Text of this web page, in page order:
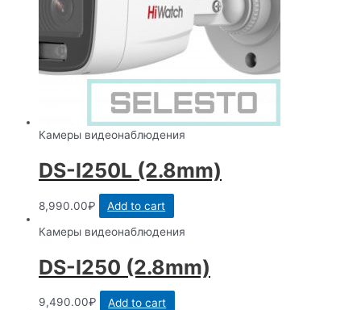
Камеры видеонаблюдения
DS-I250L (2.8mm)
8,990.00₽
Add to cart
Камеры видеонаблюдения
DS-I250 (2.8mm)
9,490.00₽
Add to cart